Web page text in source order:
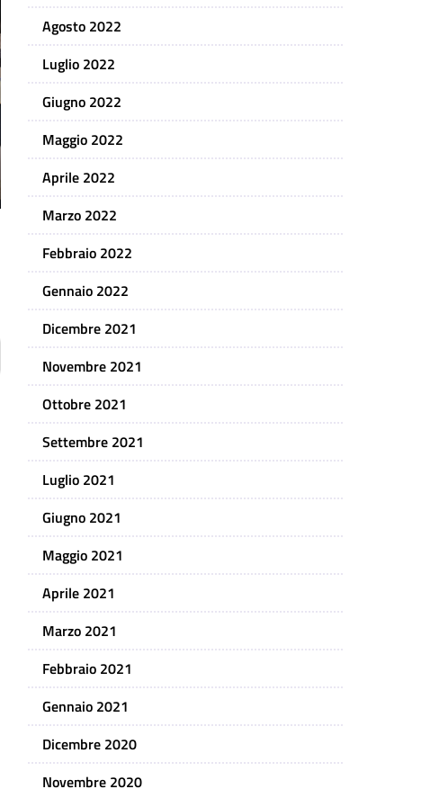
Agosto 2022
Luglio 2022
Giugno 2022
Maggio 2022
Aprile 2022
Marzo 2022
Febbraio 2022
Gennaio 2022
Dicembre 2021
Novembre 2021
Ottobre 2021
Settembre 2021
Luglio 2021
Giugno 2021
Maggio 2021
Aprile 2021
Marzo 2021
Febbraio 2021
Gennaio 2021
Dicembre 2020
Novembre 2020